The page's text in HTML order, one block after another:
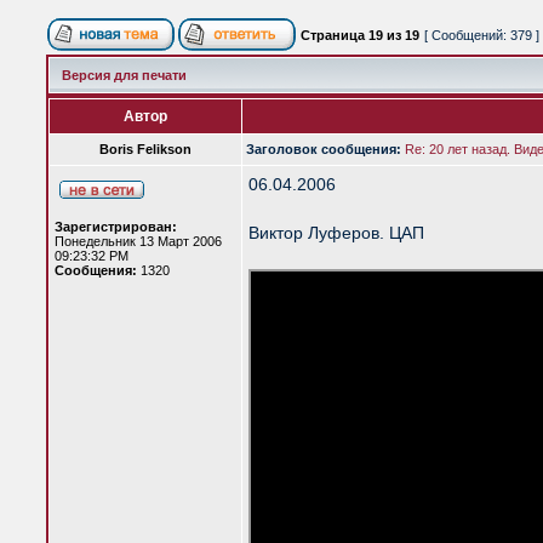
Страница 19 из 19 [ Сообщений: 379 ]
Версия для печати
Автор
Boris Felikson Заголовок сообщения: Re: 20 лет назад.
Зарегистрирован:
Понедельник 13 Март 2006
09:23:32 PM
Сообщения: 1320
06.04.2006
Виктор Луферов. ЦАП